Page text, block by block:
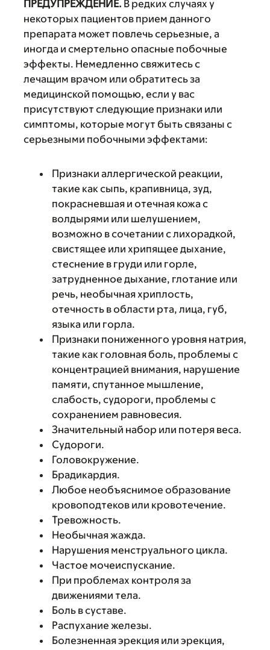
ПРЕДУПРЕЖДЕНИЕ. В редких случаях у
некоторых пациентов прием данного
препарата может повлечь серьезные, а
иногда и смертельно опасные побочные
эффекты. Немедленно свяжитесь с
лечащим врачом или обратитесь за
медицинской помощью, если у вас
присутствуют следующие признаки или
симптомы, которые могут быть связаны с
серьезными побочными эффектами:
Признаки аллергической реакции,
такие как сыпь, крапивница, зуд,
покрасневшая и отечная кожа с
волдырями или шелушением,
возможно в сочетании с лихорадкой,
свистящее или хрипящее дыхание,
стеснение в груди или горле,
затрудненное дыхание, глотание или
речь, необычная хриплость,
отечность в области рта, лица, губ,
языка или горла.
Признаки пониженного уровня натрия,
такие как головная боль, проблемы с
концентрацией внимания, нарушение
памяти, спутанное мышление,
слабость, судороги, проблемы с
сохранением равновесия.
Значительный набор или потеря веса.
Судороги.
Головокружение.
Брадикардия.
Любое необъяснимое образование
кровоподтеков или кровотечение.
Тревожность.
Необычная жажда.
Нарушения менструального цикла.
Частое мочеиспускание.
При проблемах контроля за
движениями тела.
Боль в суставе.
Распухание железы.
Болезненная эрекция или эрекция,